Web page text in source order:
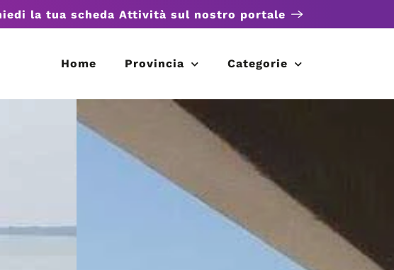
la tua scheda Attività sul nostro portale
Home Provincia Categorie